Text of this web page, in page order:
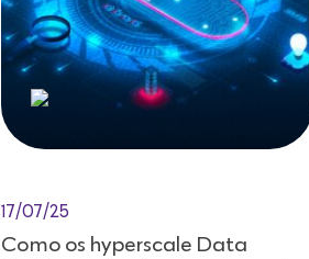
17/07/25
Como os hyperscale Data